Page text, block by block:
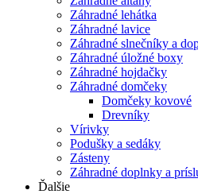
Záhradné lehátka
Záhradné lavice
Záhradné slnečníky a
Záhradné úložné boxy
Záhradné hojdačky
Záhradné domčeky
Domčeky kovové
Drevníky
Vírivky
Podušky a sedáky
Zásteny
Záhradné doplnky a
Ďalšie